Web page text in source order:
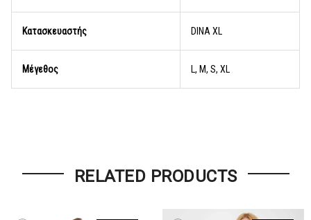
Κατασκευαστής DINA XL
Μέγεθος L, M, S, XL
RELATED PRODUCTS